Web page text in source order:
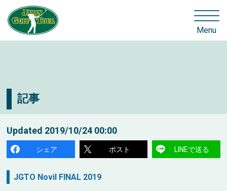
Menu
記事
Updated 2019/10/24 00:00
シェア ポスト LINEで送る
JGTO Novil FINAL 2019